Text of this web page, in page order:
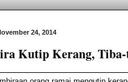
24, 2014
Kutip Kerang, Tiba-